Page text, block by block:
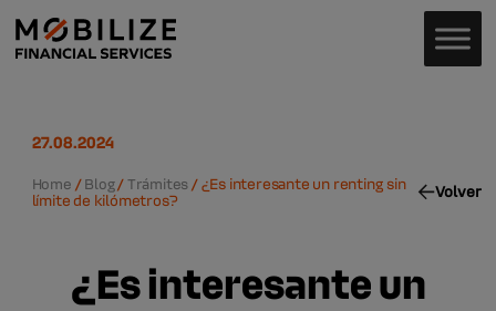
27.08.2024
Home /Blog/Trámites /¿Es interesante un renting sin
límite de kilómetros?
Volver
¿Es interesante un